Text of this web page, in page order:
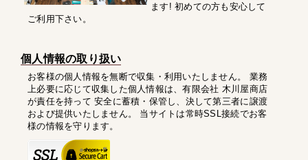
ます! 初めての方も安心して
ご利用下さい。
個人情報の取り扱い
お客様の個人情報を無断で収集・利用いたしません。 業務
上必要に応じて収集した個人情報は、有限会社 木川屋商店
が責任を持って 安全に蓄積・保管し、決して第三者に譲渡
および提供いたしません。 当サイトは常時SSL接続でお客
様の情報を守ります。